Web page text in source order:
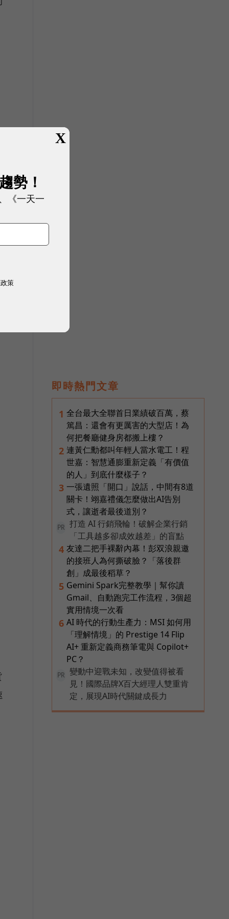
即時熱門文章
1 全台最大全聯首日業績破百萬，蔡
篤昌：還會有更厲害的大型店！為
何把餐廳健身房都搬上樓？
2 連黃仁勳都叫年輕人當水電工！程
世嘉：智慧通膨重新定義「有價值
的人」到底什麼樣子？
3 一張遺照「開口」說話，中間有8道
關卡！翊嘉禮儀怎麼做出AI告別
式，讓逝者最後道別？
PR
打造 AI 行銷飛輪！破解企業行銷
「工具越多卻成效越差」的盲點
4 友達二把手裸辭內幕！彭双浪親邀
的接班人為何撕破臉？「落後群
創」成最後稻草？
5 Gemini Spark完整教學｜幫你讀
Gmail、自動跑完工作流程，3個超
實用情境一次看
6 AI 時代的行動生產力：MSI 如何用
「理解情境」的 Prestige 14 Flip
AI+ 重新定義商務筆電與 Copilot+
PC？
PR
變動中迎戰未知，改變值得被看
見！國際品牌X百大經理人雙重肯
定，展現AI時代關鍵成長力
X
勢！
《一天一
策